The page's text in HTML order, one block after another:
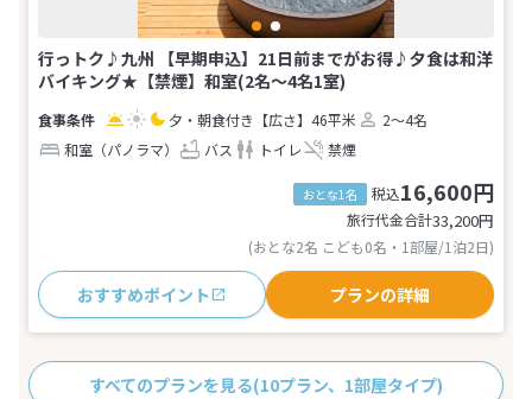
行っトク♪九州 【早期申込】21日前までがお得♪夕食は和洋
バイキング★【禁煙】和室(2名～4名1室)
夕・朝食付き 【広さ】46平米
2～4名
和室（パノラマ）
バス トイレ 禁煙
おとな1名 税込16,600円
旅行代金合計33,200円
(おとな2名 こども0名・1部屋/1泊2日)
おすすめポイント プランの詳細
すべてのプランを見る(10プラン、1部屋タイプ)